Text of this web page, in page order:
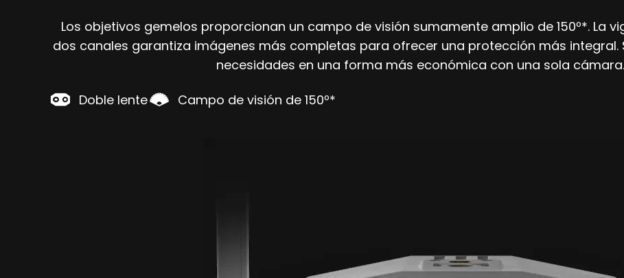
Los objetivos gemelos proporcionan un campo de visión sumamente amplio de 150º*. La
dos canales garantiza imágenes más completas para ofrecer una protección más integral.
necesidades en una forma más económica con una sola cámara.
Doble lente Campo de visión de 150º*